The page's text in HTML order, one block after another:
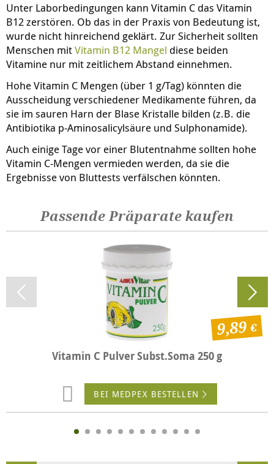
Unter Laborbedingungen kann Vitamin C das Vitamin
B12 zerstören. Ob das in der Praxis von Bedeutung ist,
wurde nicht hinreichend geklärt. Zur Sicherheit sollten
Menschen mitVitamin B12 Mangel diese beiden
Vitamine nur mit zeitlichem Abstand einnehmen.
Hohe Vitamin C Mengen (über 1 g/Tag) könnten die
Ausscheidung verschiedener Medikamente führen, da
sie im sauren Harn der Blase Kristalle bilden (z.B. die
Antibiotika p-Aminosalicylsäure und Sulphonamide).
Auch einige Tage vor einer Blutentnahme sollten hohe
Vitamin C-Mengen vermieden werden, da sie die
Ergebnisse von Bluttests verfälschen könnten.
Passende Präparate kaufen
Vitamin C Pulver Subst.Soma 250 g
9,89
BEI MEDPEX BESTELLEN